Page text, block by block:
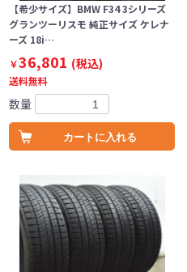
【希少サイズ】BMW F34 3シリーズ
グランツーリスモ 純正サイズ ケレナ
ーズ 18i…
￥36,801 (税込)
送料無料
数量
カートに入れる